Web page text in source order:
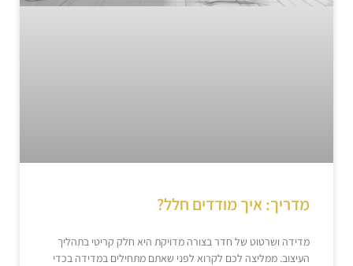
מדריך: איך מודדים חלל?
מדידה ושרטוט של חדר בצורה מדויקת היא חלק קריטי בתהליך
העיצוב. ממליצה לכם לקרוא לפני שאתם מתחילים במדידה בכדי